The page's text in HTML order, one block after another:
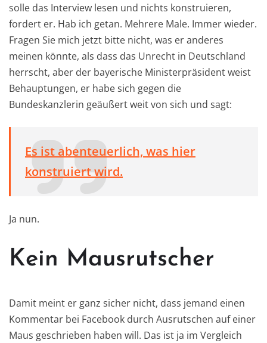
solle das Interview lesen und nichts konstruieren,
fordert er. Hab ich getan. Mehrere Male. Immer wieder.
Fragen Sie mich jetzt bitte nicht, was er anderes
meinen könnte, als dass das Unrecht in Deutschland
herrscht, aber der bayerische Ministerpräsident weist
Behauptungen, er habe sich gegen die
Bundeskanzlerin geäußert weit von sich und sagt:
Es ist abenteuerlich, was hier
konstruiert wird.
Ja nun.
Kein Mausrutscher
Damit meint er ganz sicher nicht, dass jemand einen
Kommentar bei Facebook durch Ausrutschen auf einer
Maus geschrieben haben will. Das ist ja im Vergleich